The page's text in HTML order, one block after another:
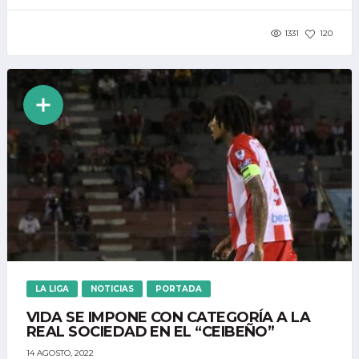
1331 120
LA LIGA NOTICIAS PORTADA
VIDA SE IMPONE CON CATEGORÍA A LA
REAL SOCIEDAD EN EL “CEIBEÑO”
14 AGOSTO, 2022